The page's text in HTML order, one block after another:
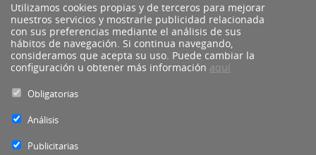
*descuento no acumulable a otras ofertas o promociones.
Utilizamos cookies propias y de terceros para mejorar
nuestros servicios y mostrarle publicidad relacionada
con sus preferencias mediante el análisis de sus
hábitos de navegación. Si continua navegando,
consideramos que acepta su uso. Puede cambiar la
configuración u obtener más información aquí
Obligatorias
Análisis
Publicitarias